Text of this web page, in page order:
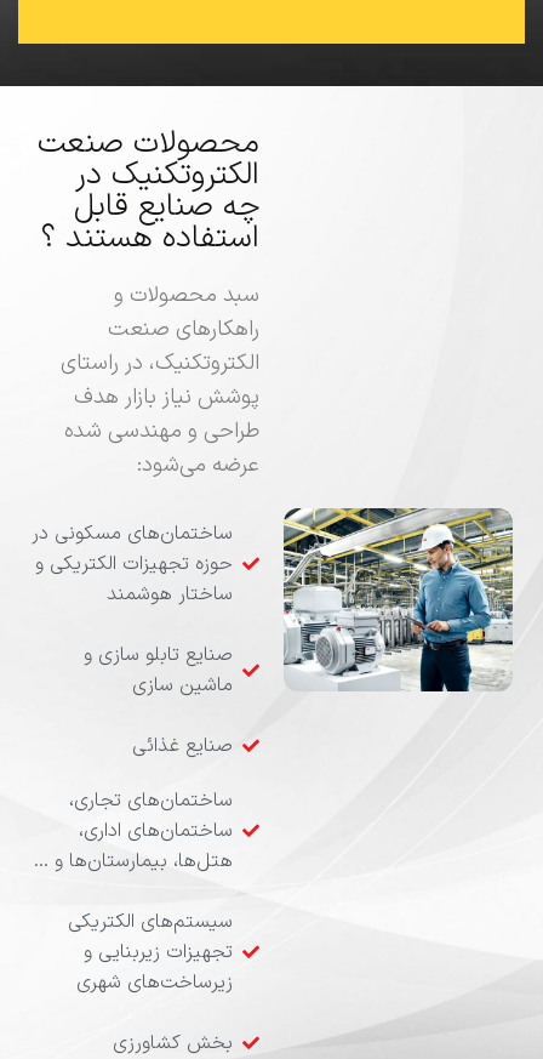
محصولات صنعت
الکتروتکنیک در
چه صنایع قابل
استفاده هستند ؟
سبد محصولات و
راهکارهای صنعت
الکتروتکنیک، در راستای
پوشش نیاز بازار هدف
طراحی و مهندسی شده
عرضه می‌شود:
ساختمان‌های مسکونی در
حوزه تجهیزات الکتریکی و
ساختار هوشمند
صنایع تابلو سازی و
ماشین سازی
صنایع غذائی
ساختمان‌های تجاری،
ساختمان‌های اداری،
هتل‌ها، بیمارستان‌ها و …
سیستم‌های الکتریکی
تجهیزات زیربنایی و
زیرساخت‌های شهری
بخش کشاورزی